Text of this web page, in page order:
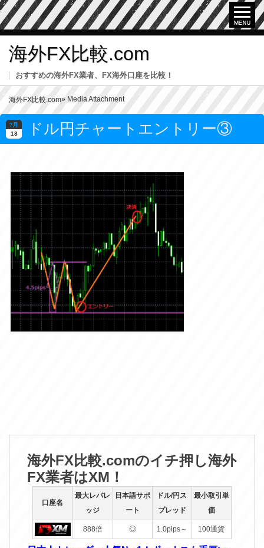
海外FX比較.com
おすすめの海外FX業者、FX海外口座を比較！
海外FX比較.com» Media Attachment
7月
18 ドル円チャートエントリー③
海外FX比較.comのイチ押し海外
FX業者はXM！
口座名
最大レバレ
ッジ
日本語サポ
ート
ドル/円ス
プレッド
最小取引単
価
888倍 ◎ 1.0pips～ 100通貨